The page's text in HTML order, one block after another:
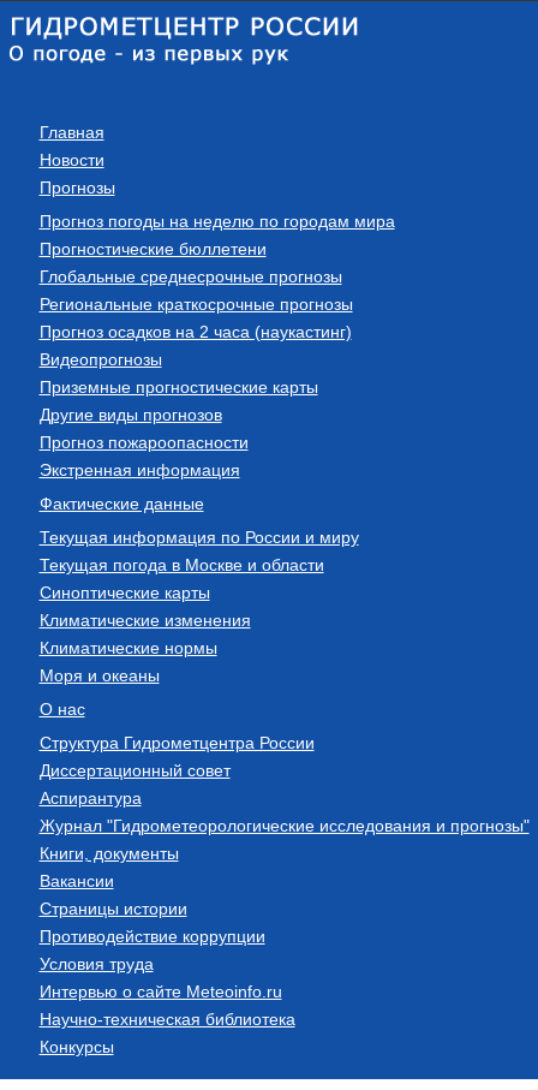
Главная
Новости
Прогнозы
Прогноз погоды на неделю по городам мира
Прогностические бюллетени
Глобальные среднесрочные прогнозы
Региональные краткосрочные прогнозы
Прогноз осадков на 2 часа (наукастинг)
Видеопрогнозы
Приземные прогностические карты
Другие виды прогнозов
Прогноз пожароопасности
Экстренная информация
Фактические данные
Текущая информация по России и миру
Текущая погода в Москве и области
Синоптические карты
Климатические изменения
Климатические нормы
Моря и океаны
О нас
Структура Гидрометцентра России
Диссертационный совет
Аспирантура
Журнал "Гидрометеорологические исследования и прогнозы"
Книги, документы
Вакансии
Страницы истории
Противодействие коррупции
Условия труда
Интервью о сайте Meteoinfo.ru
Научно-техническая библиотека
Конкурсы